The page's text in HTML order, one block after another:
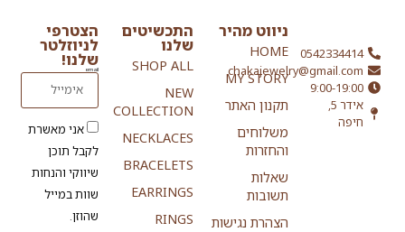
0542334414
chakajewelry@gmail.com
9:00-19:00
אידר 5,
חיפה
ניווט מהיר
HOME
MY STORY
תקנון האתר
משלוחים
והחזרות
שאלות
תשובות
הצהרת נגישות
התכשיטים
שלנו
SHOP ALL
NEW
COLLECTION
NECKLACES
BRACELETS
EARRINGS
RINGS
הצטרפי
לניוזלטר
שלנו!
email
אני מאשרת
לקבל תוכן
שיווקי והנחות
שוות במייל
שהוזן.